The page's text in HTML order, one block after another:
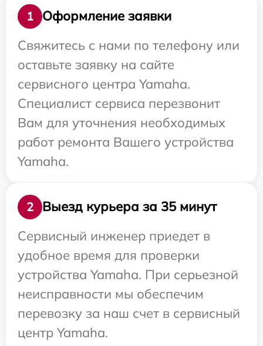
1
Оформление заявки
Свяжитесь с нами по телефону или
оставьте заявку на сайте
сервисного центра Yamaha.
Специалист сервиса перезвонит
Вам для уточнения необходимых
работ ремонта Вашего устройства
Yamaha.
2
Выезд курьера за 35 минут
Сервисный инженер приедет в
удобное время для проверки
устройства Yamaha. При серьезной
неисправности мы обеспечим
перевозку за наш счет в сервисный
центр Yamaha.